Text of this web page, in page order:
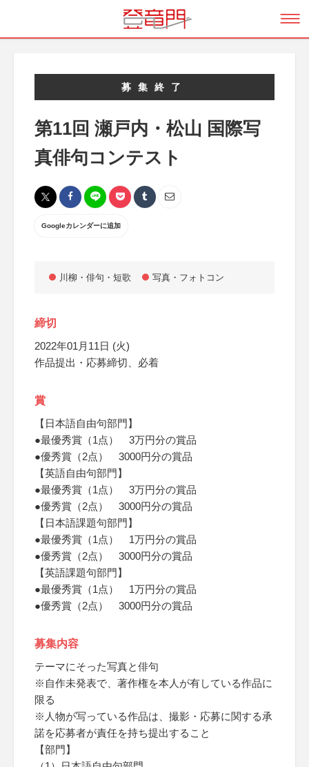
募集終了
第11回 瀬戸内・松山 国際写
真俳句コンテスト
Googleカレンダーに追加
川柳・俳句・短歌 写真・フォトコン
締切
2022年01月11日 (火)
作品提出・応募締切、必着
賞
【日本語自由句部門】
●最優秀賞（1点） 3万円分の賞品
●優秀賞（2点） 3000円分の賞品
【英語自由句部門】
●最優秀賞（1点） 3万円分の賞品
●優秀賞（2点） 3000円分の賞品
【日本語課題句部門】
●最優秀賞（1点） 1万円分の賞品
●優秀賞（2点） 3000円分の賞品
【英語課題句部門】
●最優秀賞（1点） 1万円分の賞品
●優秀賞（2点） 3000円分の賞品
募集内容
テーマにそった写真と俳句
※自作未発表で、著作権を本人が有している作品に
限る
※人物が写っている作品は、撮影・応募に関する承
諾を応募者が責任を持ち提出すること
【部門】